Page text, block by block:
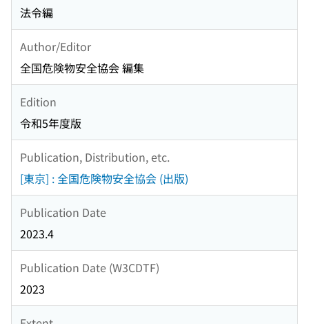
法令編
Author/Editor
全国危険物安全協会 編集
Edition
令和5年度版
Publication, Distribution, etc.
[東京] : 全国危険物安全協会 (出版)
Publication Date
2023.4
Publication Date (W3CDTF)
2023